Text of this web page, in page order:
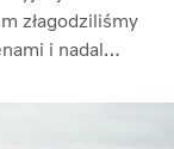
złagodziliśmy
i nadal
do 33,7%